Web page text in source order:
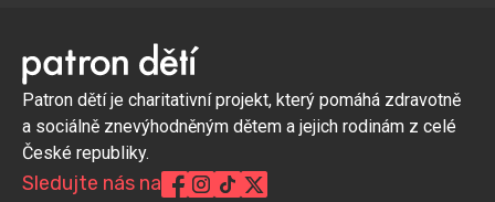
Patron dětí je charitativní projekt, který pomáhá zdravotně
a sociálně znevýhodněným dětem a jejich rodinám z celé
České republiky.
Sledujte nás na